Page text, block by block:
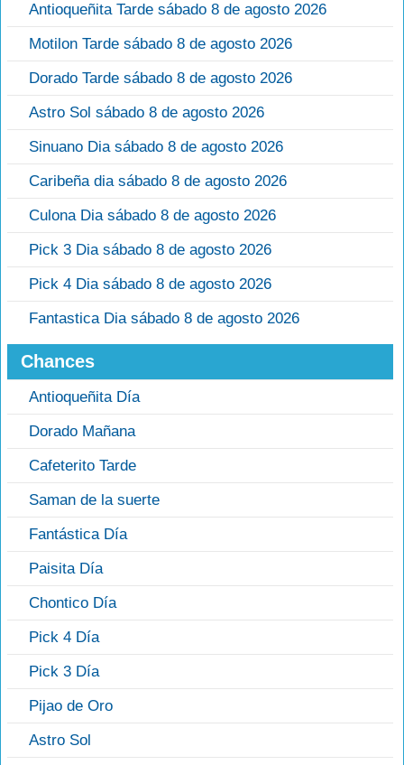
Antioqueñita Tarde sábado 8 de agosto 2026
Motilon Tarde sábado 8 de agosto 2026
Dorado Tarde sábado 8 de agosto 2026
Astro Sol sábado 8 de agosto 2026
Sinuano Dia sábado 8 de agosto 2026
Caribeña dia sábado 8 de agosto 2026
Culona Dia sábado 8 de agosto 2026
Pick 3 Dia sábado 8 de agosto 2026
Pick 4 Dia sábado 8 de agosto 2026
Fantastica Dia sábado 8 de agosto 2026
Chances
Antioqueñita Día
Dorado Mañana
Cafeterito Tarde
Saman de la suerte
Fantástica Día
Paisita Día
Chontico Día
Pick 4 Día
Pick 3 Día
Pijao de Oro
Astro Sol